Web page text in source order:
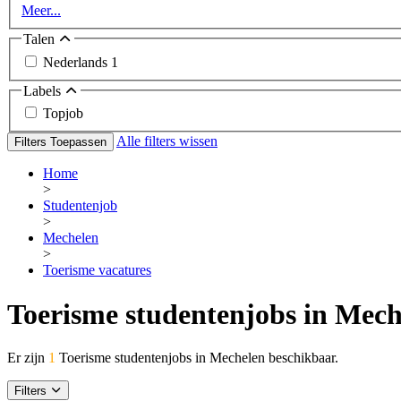
Meer...
Talen
Nederlands 1
Labels
Topjob
Filters Toepassen Alle filters wissen
Home
>
Studentenjob
>
Mechelen
>
Toerisme vacatures
Toerisme studentenjobs in
Er zijn 1 Toerisme studentenjobs in Mechelen beschikbaar.
Filters